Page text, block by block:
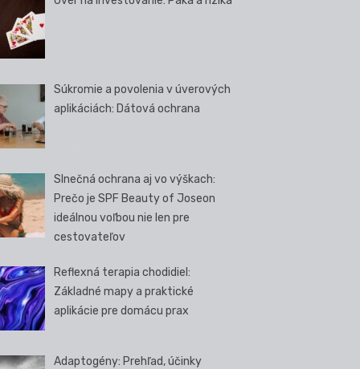
Súkromie a povolenia v úverových
aplikáciách: Dátová ochrana
Slnečná ochrana aj vo výškach:
Prečo je SPF Beauty of Joseon
ideálnou voľbou nie len pre
cestovateľov
Reflexná terapia chodidiel:
Základné mapy a praktické
aplikácie pre domácu prax
Adaptogény: Prehľad, účinky